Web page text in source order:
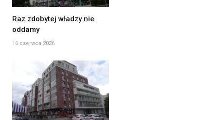
Raz zdobytej władzy nie
oddamy
16 czerwca 2026